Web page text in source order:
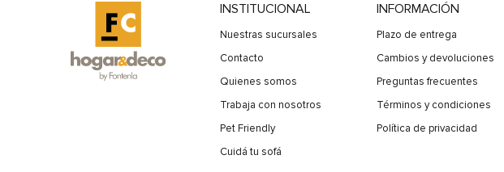
INSTITUCIONAL
Nuestras sucursales
Contacto
Quienes somos
Trabaja con nosotros
Pet Friendly
Cuidá tu sofá
INFORMACIÓN
Plazo de entrega
Cambios y devoluciones
Preguntas frecuentes
Términos y condiciones
Política de privacidad